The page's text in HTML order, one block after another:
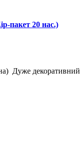
пакет 20 нас.)
Дуже декоративний